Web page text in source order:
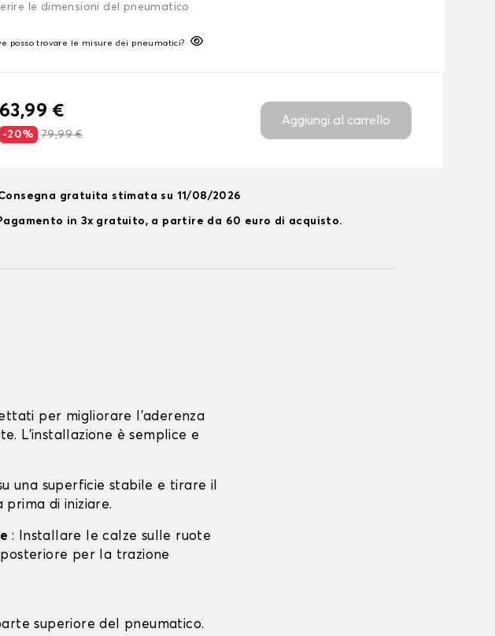
le dimensioni del pneumatico
posso trovare le misure dei pneumatici?
63,99 €
-20% 79,99 €
Aggiungi al carrello
gratuita stimata su 11/08/2026
in 3x gratuito, a partire da 60 euro di acquisto.
per migliorare l'aderenza
L'installazione è semplice e
una superficie stabile e tirare il
di iniziare.
: Installare le calze sulle ruote
per la trazione
superiore del pneumatico.